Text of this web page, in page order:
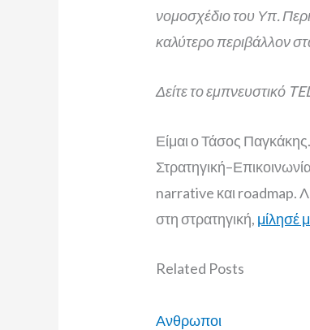
νομοσχέδιο του Υπ.
καλύτερο περιβάλλον
Δείτε το εμπνευστικό
Είμαι ο Τάσος
narrative και roadmap.
στη στρατηγική, μίλησέ
Related Posts
Ανθρωποι